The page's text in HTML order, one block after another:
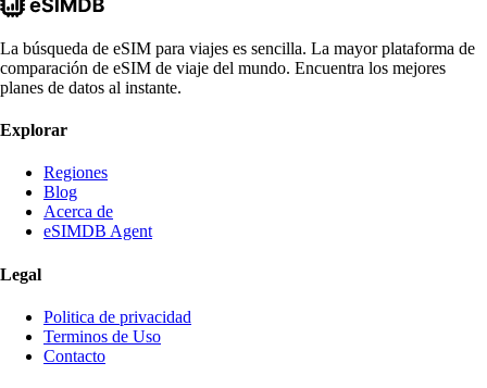
La búsqueda de eSIM para viajes es sencilla. La mayor plataforma de
comparación de eSIM de viaje del mundo. Encuentra los mejores
planes de datos al instante.
Explorar
Regiones
Blog
Acerca de
eSIMDB Agent
Legal
Politica de privacidad
Terminos de Uso
Contacto